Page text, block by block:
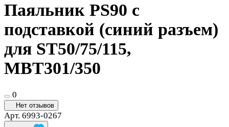
Паяльник PS90 с
подставкой (синий разъем)
для ST50/75/115,
MBT301/350
0
Нет отзывов
Арт. 6993-0267